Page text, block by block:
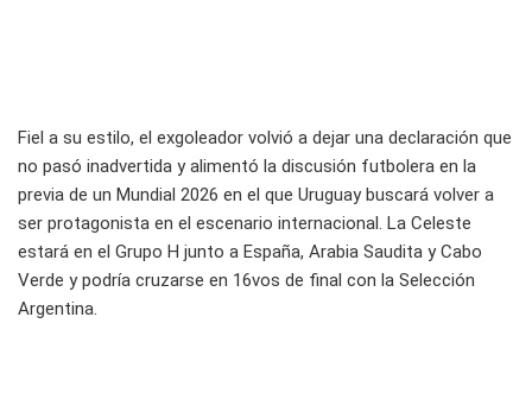
Fiel a su estilo, el exgoleador volvió a dejar una declaración que
no pasó inadvertida y alimentó la discusión futbolera en la
previa de un Mundial 2026 en el que Uruguay buscará volver a
ser protagonista en el escenario internacional. La Celeste
estará en el Grupo H junto a España, Arabia Saudita y Cabo
Verde y podría cruzarse en 16vos de final con la Selección
Argentina.